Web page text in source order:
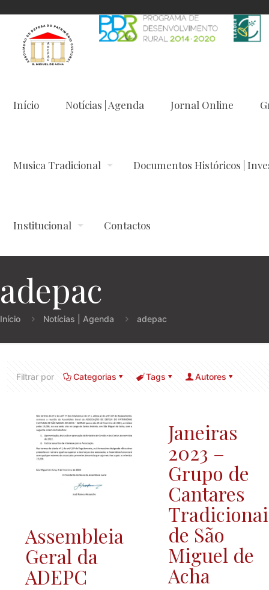
Início Notícias | Agenda Jornal Online
Musica Tradicional Documentos Históricos |
Institucional Contactos
adepac
Início Notícias | Agenda adepac
Filtrar por Categorias Tags Autores
Assembleia
Geral da
ADEPC
Janeiras
2023 –
Grupo de
Cantares
de São
Miguel de
Acha